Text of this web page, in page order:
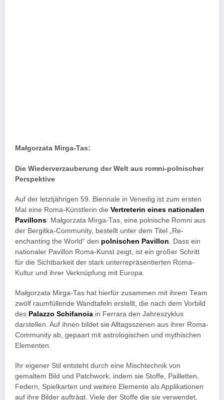
Małgorzata Mirga-Tas:
Die Wiederverzauberung der Welt aus romni-polnischer
Perspektive
Auf der letztjährigen 59. Biennale in Venedig ist zum ersten
Mal eine Roma-Künstlerin die Vertreterin eines nationalen
Pavillons: Małgorzata Mirga-Tas, eine polnische Romni aus
der Bergitka-Community, bestellt unter dem Titel „Re-
enchanting the World“ den polnischen Pavillon . Dass ein
nationaler Pavillon Roma-Kunst zeigt, ist ein großer Schritt
für die Sichtbarkeit der stark unterrepräsentierten Roma-
Kultur und ihrer Verknüpfung mit Europa.
Małgorzata Mirga-Tas hat hierfür zusammen mit ihrem Team
zwölf raumfüllende Wandtafeln erstellt, die nach dem Vorbild
des Palazzo Schifanoia in Ferrara den Jahreszyklus
darstellen. Auf ihnen bildet sie Alltagsszenen aus ihrer Roma-
Community ab, gepaart mit astrologischen und mythischen
Elementen.
Ihr eigener Stil entsteht durch eine Mischtechnik von
gemaltem Bild und Patchwork, indem sie Stoffe, Pailletten,
Federn, Spielkarten und weitere Elemente als Applikationen
auf ihre Bilder aufträgt. Viele der Stoffe die sie verwendet,